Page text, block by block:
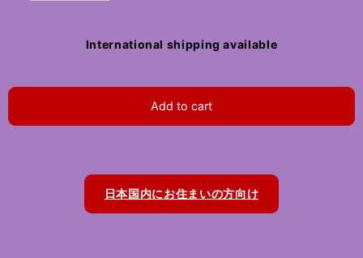
International shipping available
Add to cart
日本国内にお住まいの方向け